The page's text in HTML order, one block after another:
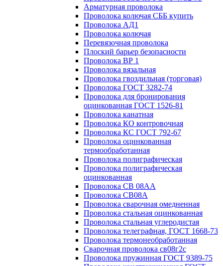
Арматурная проволока
Проволока колючая СББ купить
Проволока АД1
Проволока колючая
Перевязочная проволока
Плоский барьер безопасности
Проволока ВР 1
Проволока вязальная
Проволока гвоздильная (торговая)
Проволока ГОСТ 3282-74
Проволока для бронирования
оцинкованная ГОСТ 1526-81
Проволока канатная
Проволока КО контровочная
Проволока КС ГОСТ 792-67
Проволока оцинкованная
термообработанная
Проволока полиграфическая
Проволока полиграфическая
оцинкованная
Проволока СВ 08АА
Проволока СВ08А
Проволока сварочная омедненная
Проволока стальная оцинкованная
Проволока стальная углеродистая
Проволока телеграфная, ГОСТ 1668-73
Проволока термонеобработанная
Сварочная проволока св08г2с
Проволока пружинная ГОСТ 9389-75